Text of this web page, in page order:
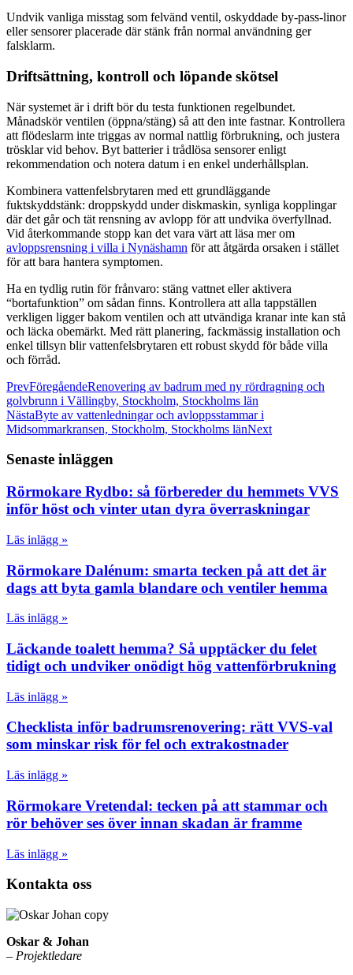
Undvik vanliga misstag som felvänd ventil, oskyddade by-pass-linor
eller sensorer placerade där stänk från normal användning ger
falsklarm.
Driftsättning, kontroll och löpande skötsel
När systemet är i drift bör du testa funktionen regelbundet.
Månadskör ventilen (öppna/stäng) så att den inte fastnar. Kontrollera
att flödeslarm inte triggas av normal nattlig förbrukning, och justera
trösklar vid behov. Byt batterier i trådlösa sensorer enligt
rekommendation och notera datum i en enkel underhållsplan.
Kombinera vattenfelsbrytaren med ett grundläggande
fuktskyddstänk: droppskydd under diskmaskin, synliga kopplingar
där det går och tät rensning av avlopp för att undvika överfyllnad.
Vid återkommande stopp kan det vara värt att läsa mer om
avloppsrensning i villa i Nynäshamn för att åtgärda orsaken i stället
för att bara hantera symptomen.
Ha en tydlig rutin för frånvaro: stäng vattnet eller aktivera
“bortafunktion” om sådan finns. Kontrollera att alla tappställen
verkligen ligger bakom ventilen och att utvändiga kranar inte kan stå
och läcka obemärkt. Med rätt planering, fackmässig installation och
enkel tillsyn blir vattenfelsbrytaren ett robust skydd för både villa
och förråd.
PrevFöregåendeRenovering av badrum med ny rördragning och
golvbrunn i Vällingby, Stockholm, Stockholms län
NästaByte av vattenledningar och avloppsstammar i
Midsommarkransen, Stockholm, Stockholms länNext
Senaste inläggen
Rörmokare Rydbo: så förbereder du hemmets VVS
inför höst och vinter utan dyra överraskningar
Läs inlägg »
Rörmokare Dalénum: smarta tecken på att det är
dags att byta gamla blandare och ventiler hemma
Läs inlägg »
Läckande toalett hemma? Så upptäcker du felet
tidigt och undviker onödigt hög vattenförbrukning
Läs inlägg »
Checklista inför badrumsrenovering: rätt VVS-val
som minskar risk för fel och extrakostnader
Läs inlägg »
Rörmokare Vretendal: tecken på att stammar och
rör behöver ses över innan skadan är framme
Läs inlägg »
Kontakta oss
Oskar & Johan
– Projektledare